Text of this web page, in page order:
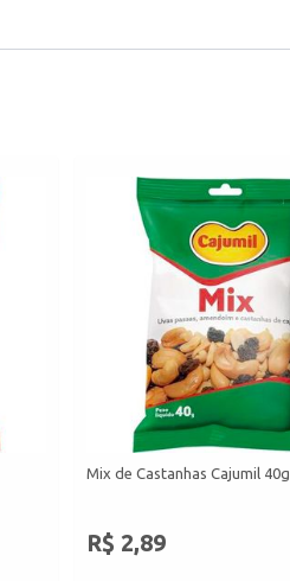
Mix de Castanhas Cajumil 40g
R$ 2,89